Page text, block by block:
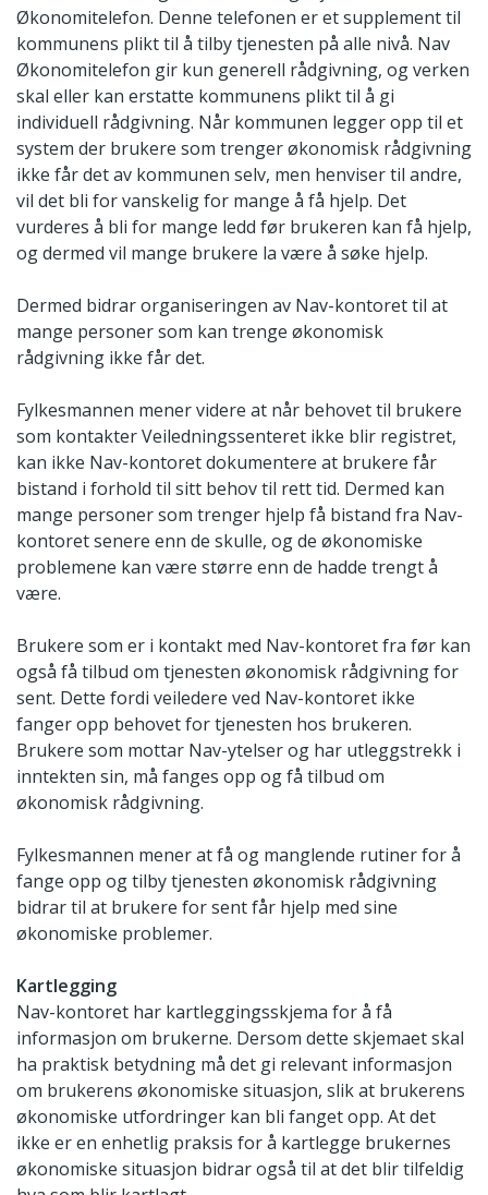
Økonomitelefon. Denne telefonen er et supplement til
kommunens plikt til å tilby tjenesten på alle nivå. Nav
Økonomitelefon gir kun generell rådgivning, og verken
skal eller kan erstatte kommunens plikt til å gi
individuell rådgivning. Når kommunen legger opp til et
system der brukere som trenger økonomisk rådgivning
ikke får det av kommunen selv, men henviser til andre,
vil det bli for vanskelig for mange å få hjelp. Det
vurderes å bli for mange ledd før brukeren kan få hjelp,
og dermed vil mange brukere la være å søke hjelp.
Dermed bidrar organiseringen av Nav-kontoret til at
mange personer som kan trenge økonomisk
rådgivning ikke får det.
Fylkesmannen mener videre at når behovet til brukere
som kontakter Veiledningssenteret ikke blir registret,
kan ikke Nav-kontoret dokumentere at brukere får
bistand i forhold til sitt behov til rett tid. Dermed kan
mange personer som trenger hjelp få bistand fra Nav-
kontoret senere enn de skulle, og de økonomiske
problemene kan være større enn de hadde trengt å
være.
Brukere som er i kontakt med Nav-kontoret fra før kan
også få tilbud om tjenesten økonomisk rådgivning for
sent. Dette fordi veiledere ved Nav-kontoret ikke
fanger opp behovet for tjenesten hos brukeren.
Brukere som mottar Nav-ytelser og har utleggstrekk i
inntekten sin, må fanges opp og få tilbud om
økonomisk rådgivning.
Fylkesmannen mener at få og manglende rutiner for å
fange opp og tilby tjenesten økonomisk rådgivning
bidrar til at brukere for sent får hjelp med sine
økonomiske problemer.
Kartlegging
Nav-kontoret har kartleggingsskjema for å få
informasjon om brukerne. Dersom dette skjemaet skal
ha praktisk betydning må det gi relevant informasjon
om brukerens økonomiske situasjon, slik at brukerens
økonomiske utfordringer kan bli fanget opp. At det
ikke er en enhetlig praksis for å kartlegge brukernes
økonomiske situasjon bidrar også til at det blir tilfeldig